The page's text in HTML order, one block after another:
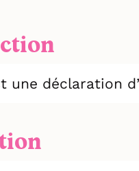
une déclaration